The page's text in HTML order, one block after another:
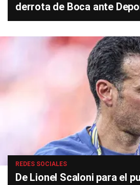
derrota de Boca ante
REDES SOCIALES
De Lionel Scaloni para el